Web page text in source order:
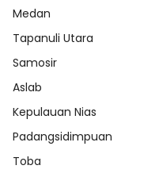
Medan
Tapanuli Utara
Samosir
Aslab
Kepulauan Nias
Padangsidimpuan
Toba